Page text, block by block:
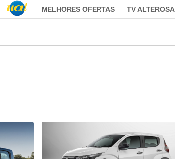
MELHORES OFERTAS TV ALTEROSA